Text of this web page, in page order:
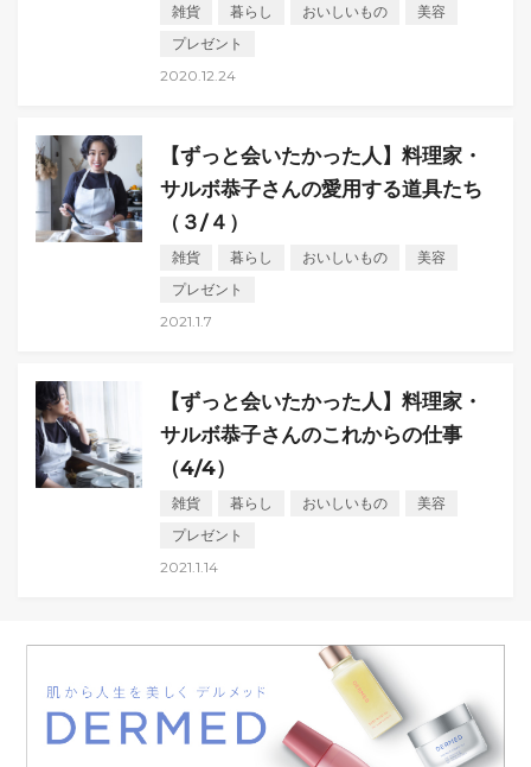
雑貨 暮らし おいしいもの
美容
プレゼント
2020.12.24
【ずっと会いたかった人】料理家・
サルボ恭子さんの愛用する道具たち
（３/４）
雑貨 暮らし おいしいもの
美容
プレゼント
2021.1.7
【ずっと会いたかった人】料理家・
サルボ恭子さんのこれからの仕事
（4/4）
雑貨 暮らし おいしいもの
美容
プレゼント
2021.1.14